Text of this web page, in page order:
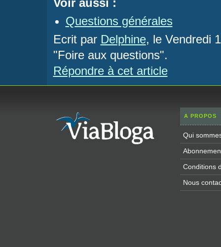
Voir aussi :
Questions générales
Ecrit par Delphine, le Vendredi
"Foire aux questions".
Répondre à cet article
A PROPOS
Qui
Conditions
Nous